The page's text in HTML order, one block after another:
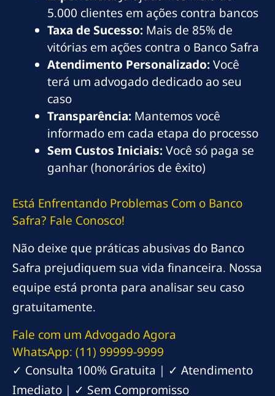
5.000 clientes em ações contra bancos
Taxa de Sucesso: Mais de 85% de
vitórias em ações contra o Banco Safra
Atendimento Personalizado:Você
terá um advogado dedicado ao seu
caso
Transparência: Mantemos você
informado em cada etapa do processo
Sem Custos Iniciais:Você só paga se
ganhar (honorários de êxito)
Está Enfrentando Problemas Com o Banco
Safra? Fale Conosco!
Não deixe que práticas abusivas do Banco
Safra prejudiquem sua vida financeira. Nossa
equipe está pronta para analisar seu caso
gratuitamente.
Fale com um Advogado Agora
WhatsApp: (11) 99999-9999
✓ Consulta 100% Gratuita | ✓ Atendimento
Imediato | ✓ Sem Compromisso